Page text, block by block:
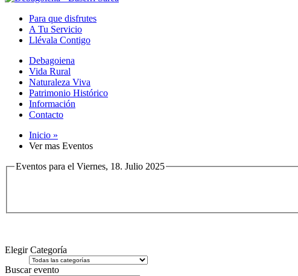
Para que disfrutes
A Tu Servicio
Llévala Contigo
Debagoiena
Vida Rural
Naturaleza Viva
Patrimonio Histórico
Información
Contacto
Inicio »
Ver mas Eventos
Eventos para el Viernes, 18. Julio 2025
Elegir Categoría
Buscar evento